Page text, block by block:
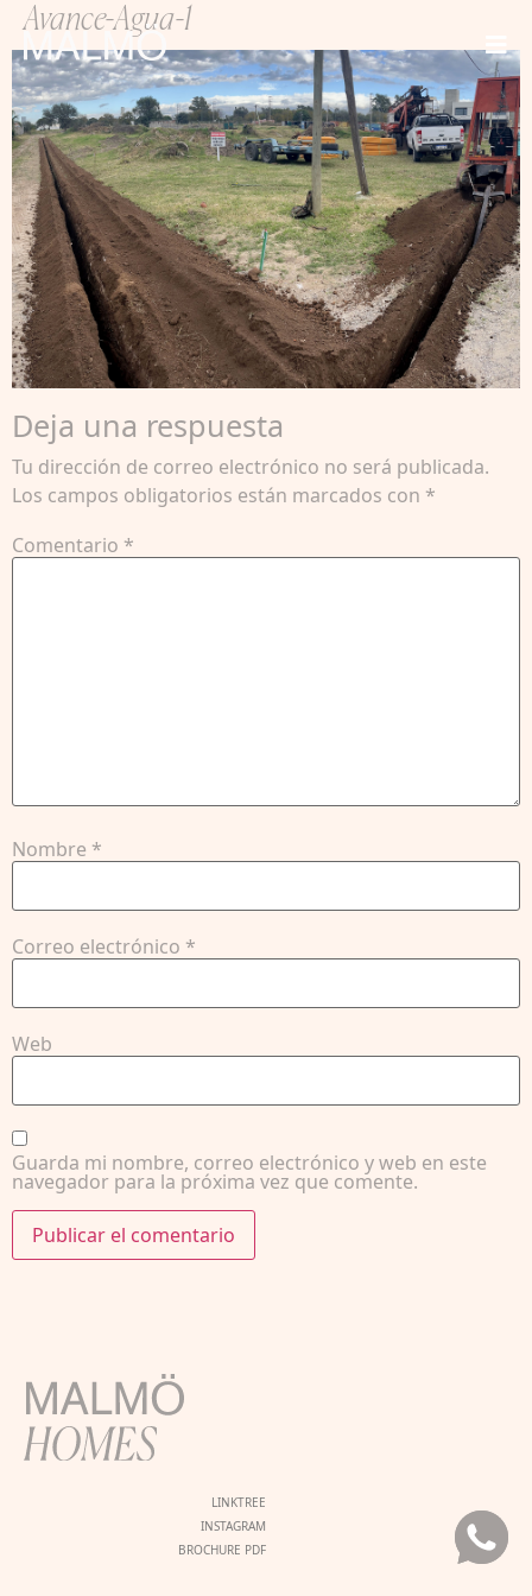
Avance-Agua-1
Deja una respuesta
Tu dirección de correo electrónico no será publicada.
Los campos obligatorios están marcados con *
Comentario *
Nombre *
Correo electrónico *
Web
Guarda mi nombre, correo electrónico y web en este
navegador para la próxima vez que comente.
LINKTREE
INSTAGRAM
BROCHURE PDF